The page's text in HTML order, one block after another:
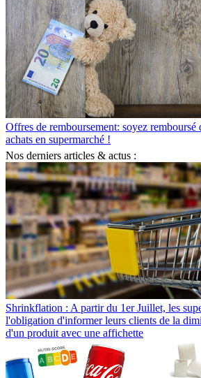
Offres de remboursement: soyez remboursé
achats en supermarché !
Nos derniers articles & actus :
Shrinkflation : A partir du 1er Juillet, les
l'obligation d'informer leurs clients de la
d'un produit avec une affichette